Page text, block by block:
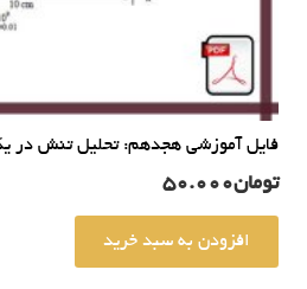
فایل آموزشی هجدهم: تحلیل تنش در
تومان50.000
افزودن به سبد خرید